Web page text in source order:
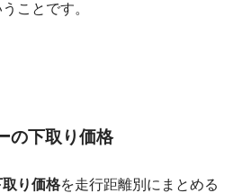
ことです。
の下取り価格
り価格を走行距離別にまとめる